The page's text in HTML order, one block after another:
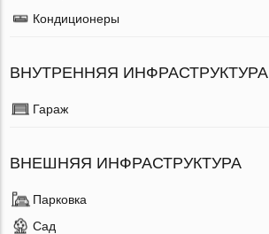
Кондиционеры
ВНУТРЕННЯЯ ИНФРАСТРУКТУРА
Гараж
ВНЕШНЯЯ ИНФРАСТРУКТУРА
Парковка
Сад